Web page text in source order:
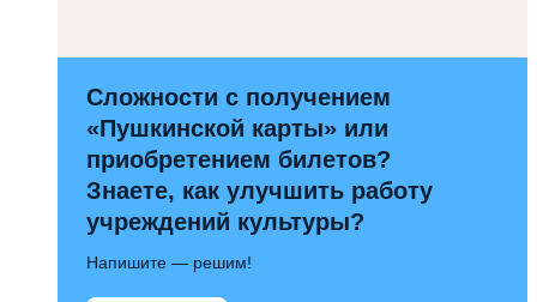
Сложности с получением
«Пушкинской карты» или
приобретением билетов?
Знаете, как улучшить работу
учреждений культуры?
Напишите — решим!